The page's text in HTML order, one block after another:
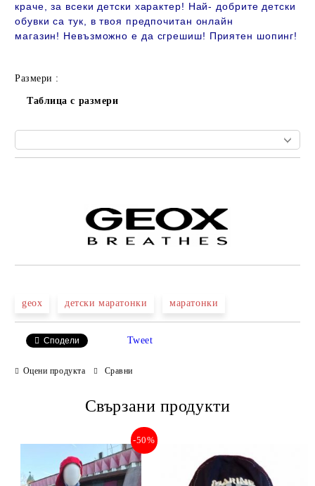
краче, за всеки детски характер! Най- добрите детски
обувки са тук, в твоя предпочитан онлайн
магазин! Невъзможно е да сгрешиш! Приятен шопинг!
Размери :
Таблица с размери
geox детски маратонки маратонки
Сподели Tweet
Оцени продукта Сравни
Свързани продукти
-50%